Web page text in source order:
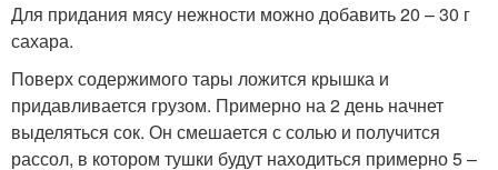
Для придания мясу нежности можно добавить 20 – 30 г
сахара.
Поверх содержимого тары ложится крышка и
придавливается грузом. Примерно на 2 день начнет
выделяться сок. Он смешается с солью и получится
рассол, в котором тушки будут находиться примерно 5 –